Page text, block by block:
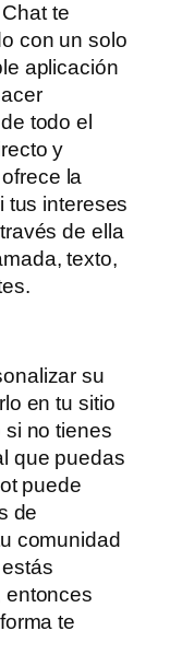
te
con un solo
aplicación
todo el
y
la
tus intereses
de ella
texto,
su
en tu sitio
si no tienes
que puedas
puede
de
comunidad
entonces
te